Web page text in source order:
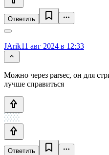
Ответить
JArik11 авг 2024 в 12:33
Можно через parsec, он для
лучше справиться
Ответить